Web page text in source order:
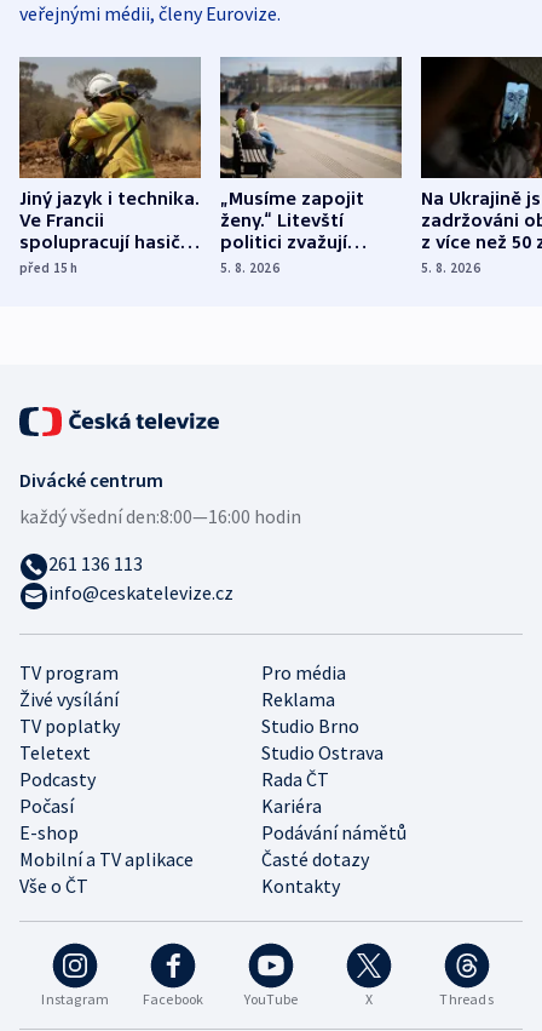
veřejnými médii, členy Eurovize.
Jiný jazyk i technika.
Ve Francii
spolupracují hasiči z
různých zemí
před 15h
„Musíme zapojit
ženy.“ Litevští
politici zvažují
dohodu o
5. 8. 2026
Na Ukrajině
zadržováni
z více než 50
Bojovali na
5. 8. 2026
Instagram Facebook YouTube X Threads
TV program
Pro média
Živé vysílání
Reklama
TV poplatky
Studio Brno
Teletext
Studio Ostrava
Podcasty
Rada ČT
Počasí
Kariéra
E-shop
Podávání námětů
Mobilní a TV aplikace
Časté dotazy
Vše o ČT
Kontakty
Divácké centrum
každý všední den:8:00—16:00 hodin
261 136 113
info@ceskatelevize.cz